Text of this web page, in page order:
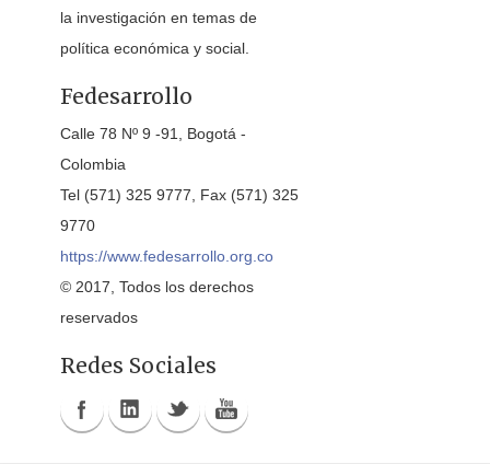
la investigación en temas de
política económica y social.
Fedesarrollo
Calle 78 Nº 9 -91, Bogotá -
Colombia
Tel (571) 325 9777, Fax (571) 325
9770
https://www.fedesarrollo.org.co
© 2017, Todos los derechos
reservados
Redes Sociales